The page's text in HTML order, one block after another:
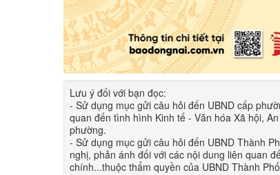
Lưu ý đối với bạn đọc​:
- Sử dụng mục gửi câu hỏi đến UBND cấp
quan đến tình hìn​h Kinh tế - Văn hóa Xã hội,
phường.
- Sử dụng mục gửi câu hỏi đến UBND Thành
nghị, phản ánh đối với các nội dung liên quan
chính...thuộc thẩm quyền của UBND Thành